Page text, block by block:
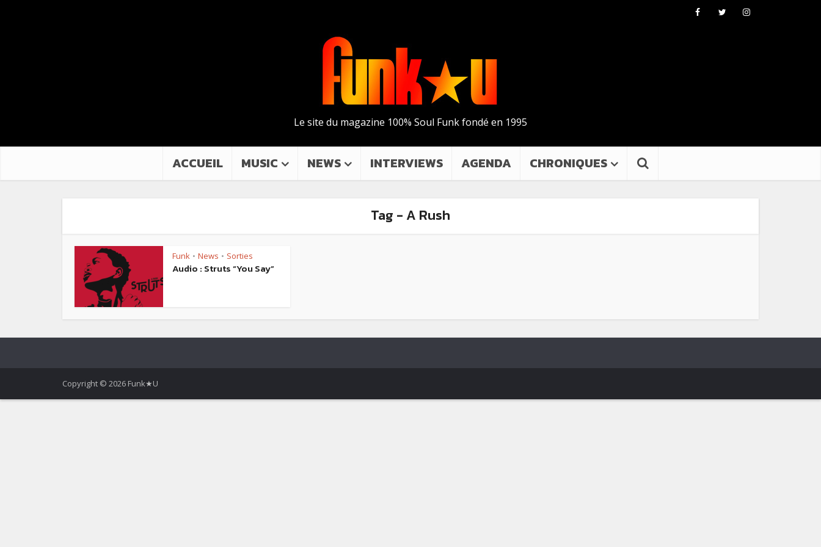
Le site du magazine 100% Soul Funk fondé en 1995
ACCUEIL MUSIC NEWS INTERVIEWS AGENDA CHRONIQUES
Tag - A Rush
Funk • News • Sorties
Audio : Struts “You Say”
Copyright © 2026 Funk★U